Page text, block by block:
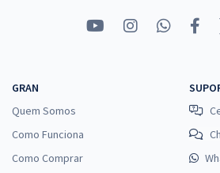
GRAN
Quem Somos
Como Funciona
Como Comprar